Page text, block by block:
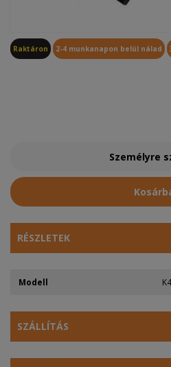
Raktáron 2-4 munkanapon belül nálad
Személyre
RÉSZLETEK
Modell K4
SZÁLLÍTÁS